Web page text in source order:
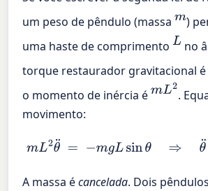
um peso de pêndulo (massam)
uma haste de comprimentoL no
torque restaurador gravitacional é
o momento de inércia émL2 .
movimento:
m L2θ¨=−mgL sin ⇒θ −g
A massa écancelada. Dois